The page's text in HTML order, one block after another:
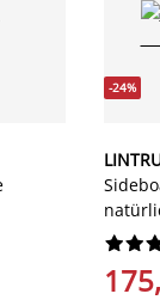
-24%


